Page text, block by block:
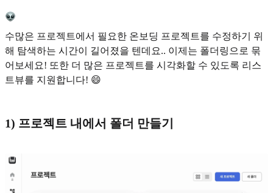
수많은 프로젝트에서 필요한 온보딩 프로젝트를 수정하기 위
해 탐색하는 시간이 길어졌을 텐데요.. 이제는 폴더링으로 묶
어보세요! 또한 더 많은 프로젝트를 시각화할 수 있도록 리스
트뷰를 지원합니다! 😄
1) 프로젝트 내에서 폴더 만들기